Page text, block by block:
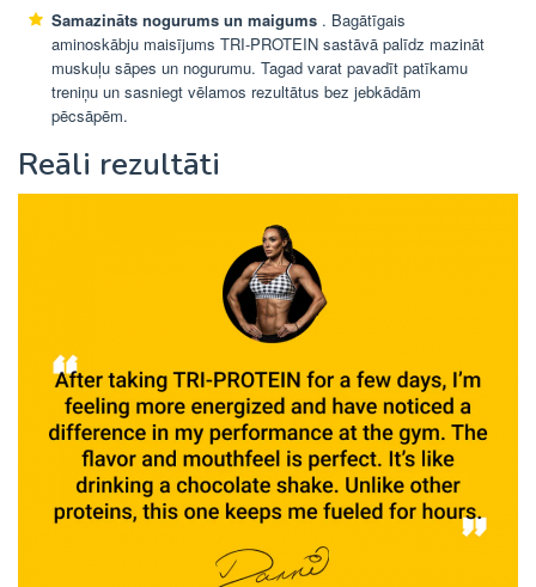
Samazināts nogurums un maigums . Bagātīgais
aminoskābju maisījums TRI-PROTEIN sastāvā palīdz mazināt
muskuļu sāpes un nogurumu. Tagad varat pavadīt patīkamu
treniņu un sasniegt vēlamos rezultātus bez jebkādām
pēcsāpēm.
Reāli rezultāti